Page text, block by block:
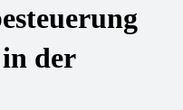
in der